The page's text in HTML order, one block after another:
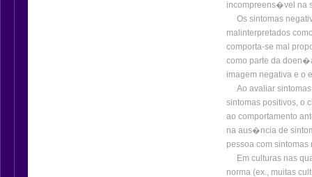
incompreens�vel na
Os sintomas
malinterpretados
comporta-se mal
como parte da
imagem negativa e o
Ao avaliar
sintomas positivos,
ao comportamento
na aus�ncia de
pessoa com
Em culturas nas
norma (ex., muitas